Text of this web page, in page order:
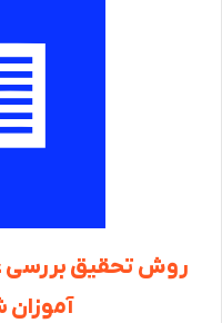
روش تحقیق بررسی
آموزان